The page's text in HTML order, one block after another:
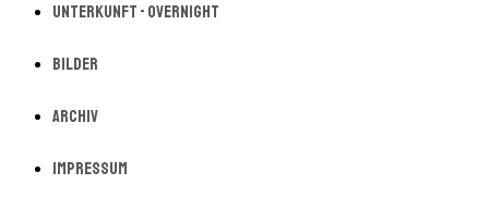
Unterkunft - Overnight
Bilder
Archiv
Impressum